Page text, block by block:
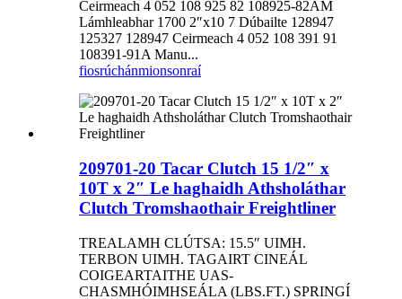
Ceirmeach 4 052 108 925 82 108925-82AM
Lámhleabhar 1700 2″x10 7 Dúbailte 128947
125327 128947 Ceirmeach 4 052 108 391 91
108391-91A Manu...
fiosrúchánmionsonraí
209701-20 Tacar Clutch 15 1/2″ x
10T x 2″ Le haghaidh Athsholáthar
Clutch Tromshaothair Freightliner
TREALAMH CLÚTSA: 15.5″ UIMH.
TERBON UIMH. TAGAIRT CINEÁL
COIGEARTAITHE UAS-
CHASMHÓIMHSEÁLA (LBS.FT.) SPRINGÍ